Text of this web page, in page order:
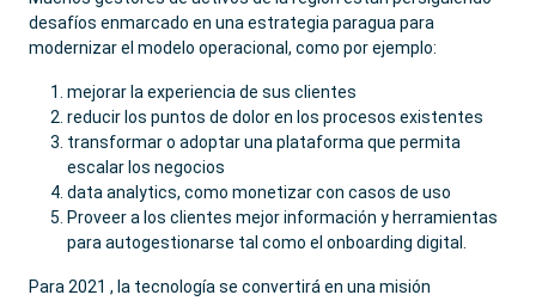
desafíos enmarcado en una estrategia paragua para
modernizar el modelo operacional, como por ejemplo:
mejorar la experiencia de sus clientes
reducir los puntos de dolor en los procesos existentes
transformar o adoptar una plataforma que permita
escalar los negocios
data analytics, como monetizar con casos de uso
Proveer a los clientes mejor información y herramientas
para autogestionarse tal como el onboarding digital.
Para 2021 , la tecnología se convertirá en una misión